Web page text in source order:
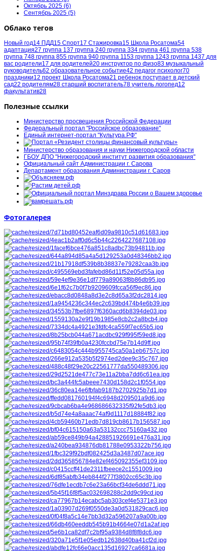
Октябрь 2025 (6)
Сентябрь 2025 (5)
Облако тегов
Новый год14 ПДД15 Спорт17 Стажировка15 Школа Росатома54
адаптация27 группа 137 группа 240 группа 334 группа 461 группа 538
группа 748 группа 855 группа 940 группа 1153 группа 1243 группа 1437 для
вас родители17 для родителей20 инструктор по физо83 музыкальный
руководитель62 образовательное событие42 педагог психолог70
праздники12 проект Школа Росатома21 ребенок поступает в детский
сад22 родителям28 старший воспитатель78 учитель логопед12
факультатив28
Полезные ссылки
Министерство просвещения Российской Федерации
Федеральный портал "Российское образование"
Единый интернет-портал "Культура.РФ"
Министерство образования и науки Нижегородской области
ГБОУ ДПО "Нижегородский институт развития образования"
Официальный сайт Администрации г. Сарова
Департамент образования Администрации г. Саров
Фотогалерея